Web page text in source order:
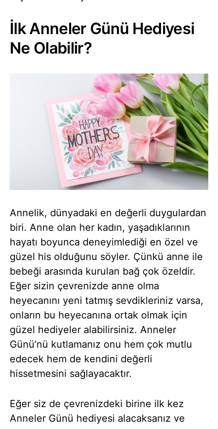
İlk Anneler Günü Hediyesi
Ne Olabilir?
Annelik, dünyadaki en değerli duygulardan
biri. Anne olan her kadın, yaşadıklarının
hayatı boyunca deneyimlediği en özel ve
güzel his olduğunu söyler. Çünkü anne ile
bebeği arasında kurulan bağ çok özeldir.
Eğer sizin çevrenizde anne olma
heyecanını yeni tatmış sevdikleriniz varsa,
onların bu heyecanına ortak olmak için
güzel hediyeler alabilirsiniz. Anneler
Günü’nü kutlamanız onu hem çok mutlu
edecek hem de kendini değerli
hissetmesini sağlayacaktır.
Eğer siz de çevrenizdeki birine ilk kez
Anneler Günü hediyesi alacaksanız ve